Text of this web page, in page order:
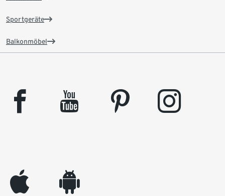
Sportgeräte
Balkonmöbel
facebook youtube pinterest instagram
appleinc android